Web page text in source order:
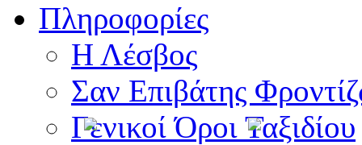
Πληροφορίες
Η Λέσβος
Σαν Επιβάτης
Γενικοί Όροι Ταξιδίου